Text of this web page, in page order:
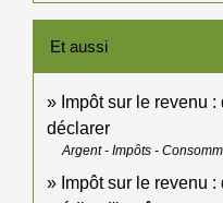
Et aussi
Impôt sur le revenu
déclarer
Argent - Impôts -
Impôt sur le revenu